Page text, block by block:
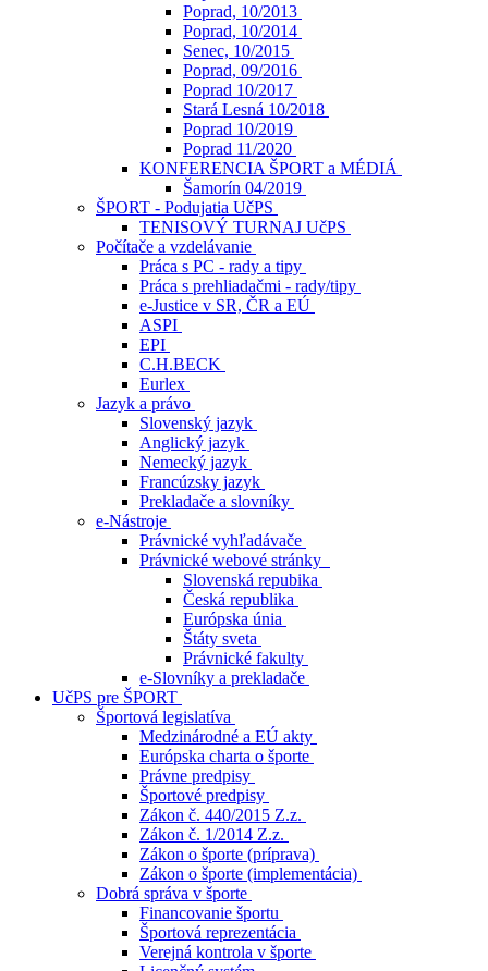
Poprad, 10/2013
Poprad, 10/2014
Senec, 10/2015
Poprad, 09/2016
Poprad 10/2017
Stará Lesná 10/2018
Poprad 10/2019
Poprad 11/2020
KONFERENCIA ŠPORT a MÉDIÁ
Šamorín 04/2019
ŠPORT - Podujatia UčPS
TENISOVÝ TURNAJ UčPS
Počítače a vzdelávanie
Práca s PC - rady a tipy
Práca s prehliadačmi - rady/tipy
e-Justice v SR, ČR a EÚ
ASPI
EPI
C.H.BECK
Eurlex
Jazyk a právo
Slovenský jazyk
Anglický jazyk
Nemecký jazyk
Francúzsky jazyk
Prekladače a slovníky
e-Nástroje
Právnické vyhľadávače
Právnické webové stránky
Slovenská repubika
Česká republika
Európska únia
Štáty sveta
Právnické fakulty
e-Slovníky a prekladače
UčPS pre ŠPORT
Športová legislatíva
Medzinárodné a EÚ akty
Európska charta o športe
Právne predpisy
Športové predpisy
Zákon č. 440/2015 Z.z.
Zákon č. 1/2014 Z.z.
Zákon o športe (príprava)
Zákon o športe (implementácia)
Dobrá správa v športe
Financovanie športu
Športová reprezentácia
Verejná kontrola v športe